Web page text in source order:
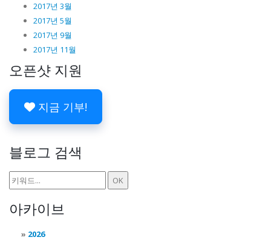
2017년 3월
2017년 5월
2017년 9월
2017년 11월
오픈샷 지원
지금 기부!
블로그 검색
아카이브
2026